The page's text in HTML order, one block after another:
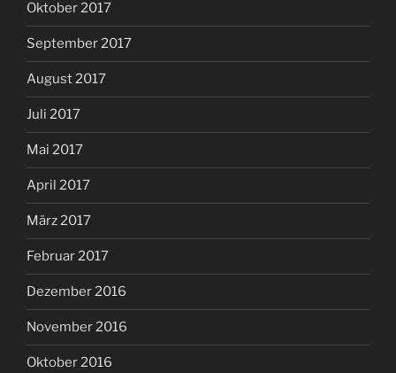
Oktober 2017
September 2017
August 2017
Juli 2017
Mai 2017
April 2017
März 2017
Februar 2017
Dezember 2016
November 2016
Oktober 2016